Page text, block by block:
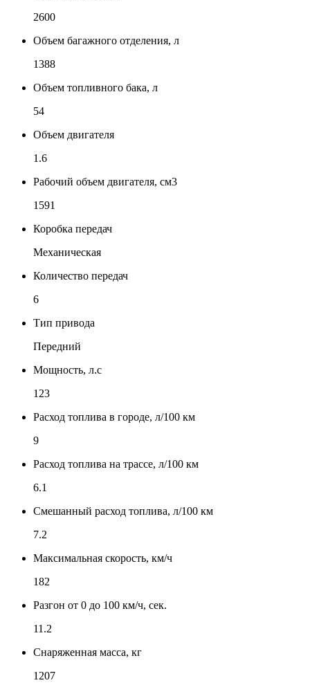
2600
Объем багажного отделения, л
1388
Объем топливного бака, л
54
Объем двигателя
1.6
Рабочий объем двигателя, см3
1591
Коробка передач
Механическая
Количество передач
6
Тип привода
Передний
Мощность, л.с
123
Расход топлива в городе, л/100 км
9
Расход топлива на трассе, л/100 км
6.1
Смешанный расход топлива, л/100 км
7.2
Максимальная скорость, км/ч
182
Разгон от 0 до 100 км/ч, сек.
11.2
Снаряженная масса, кг
1207